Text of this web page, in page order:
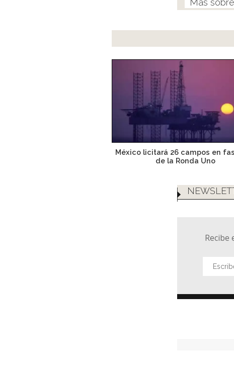
México licitará 26 campos en
de la Ronda Uno
Recibe